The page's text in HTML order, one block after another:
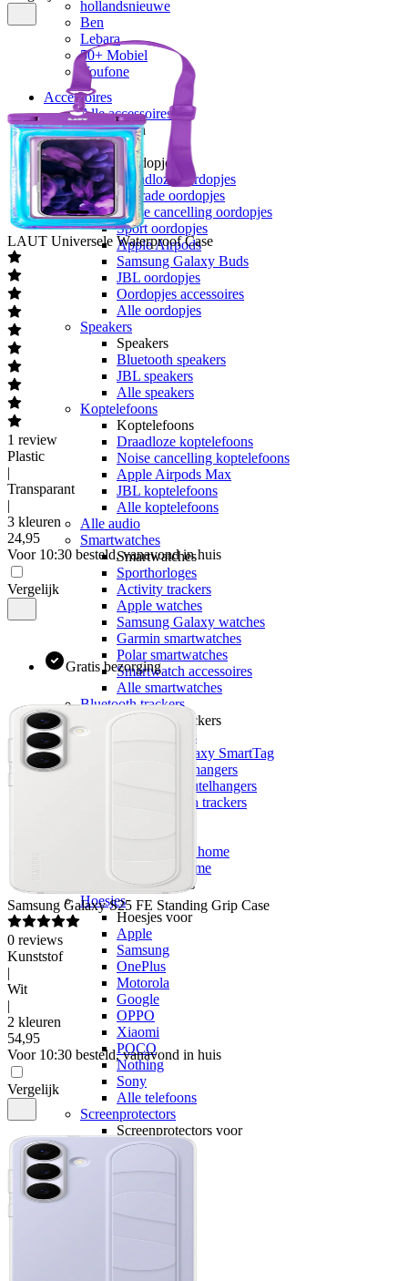
hollandsnieuwe
Ben
Lebara
50+ Mobiel
Youfone
Accessoires
Alle accessoires
Elektronica
Oordopjes
Oordopjes
Draadloze oordopjes
Bedrade oordopjes
Noise cancelling oordopjes
Sport oordopjes
Apple Airpods
Samsung Galaxy Buds
JBL oordopjes
Oordopjes accessoires
Alle oordopjes
Speakers
Speakers
Bluetooth speakers
JBL speakers
Alle speakers
Koptelefoons
Koptelefoons
Draadloze koptelefoons
Noise cancelling koptelefoons
Apple Airpods Max
JBL koptelefoons
Alle koptelefoons
Alle audio
Smartwatches
Smartwatches
Sporthorloges
Activity trackers
Apple watches
Samsung Galaxy watches
Garmin smartwatches
Polar smartwatches
Smartwatch accessoires
Alle smartwatches
Bluetooth trackers
Bluetooth trackers
Apple Airtags
Samsung Galaxy SmartTag
Airtag sleutelhangers
SmartTag sleutelhangers
Alle bluetooth trackers
Google smart home
Alle smart home
Telefoonaccessoires
Hoesjes
Hoesjes voor
Apple
Samsung
OnePlus
Motorola
Google
OPPO
Xiaomi
POCO
Nothing
Sony
Alle telefoons
Screenprotectors
Screenprotectors voor
Apple
Google
LAUT Universele Waterproof Case
1 review
Plastic
|
Transparant
|
3 kleuren
24,95
Voor 10:30 besteld, vanavond in huis
Vergelijk
Gratis bezorging
Samsung Galaxy S25 FE Standing Grip Case
0 reviews
Kunststof
|
Wit
|
2 kleuren
54,95
Voor 10:30 besteld, vanavond in huis
Vergelijk